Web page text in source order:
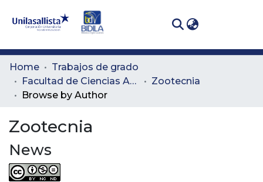
Communities
& Collections
All of DSpace
Home
Trabajos de grado
Facultad de Ciencias Administrativas y Agropecuarias
Zootecnia
Browse by Author
Zootecnia
News